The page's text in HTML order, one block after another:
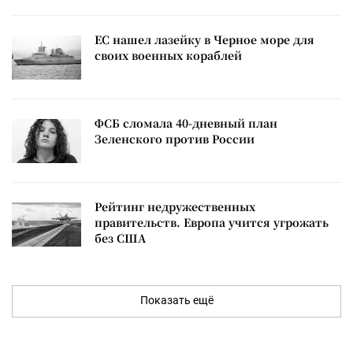
ЕС нашел лазейку в Черное море для
своих военных кораблей
ФСБ сломала 40-дневный план
Зеленского против России
Рейтинг недружественных
правительств. Европа учится угрожать
без США
Показать ещё